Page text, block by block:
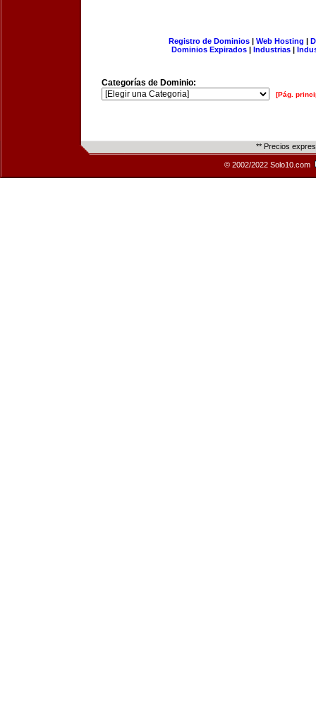
Registro de Dominios| Web Hosting |
Dominios Expirados | Industrias |
Categorías de Dominio:
[Pág.
** Precios
© 2002/2022 Solo10.com